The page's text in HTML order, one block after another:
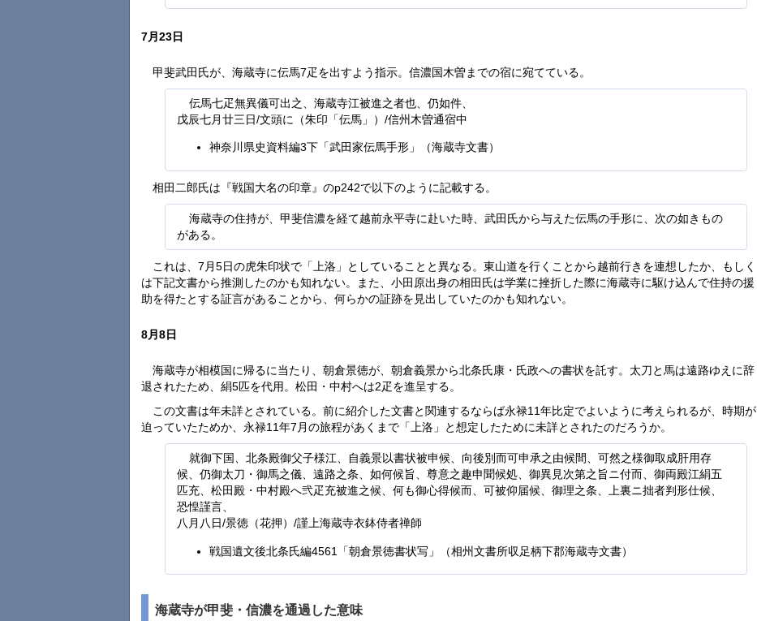
7月23日
甲斐武田氏が、海蔵寺に伝馬7疋を出すよう指示。信濃国木曽までの宿に宛てている。
伝馬七疋無異儀可出之、海蔵寺江被進之者也、仍如件、
戊辰七月廿三日/文頭に（朱印「伝馬」）/信州木曽通宿中
神奈川県史資料編3下「武田家伝馬手形」（海蔵寺文書）
相田二郎氏は『戦国大名の印章』のp242で以下のように記載する。
海蔵寺の住持が、甲斐信濃を経て越前永平寺に赴いた時、武田氏から与えた伝馬の手形に、次の如きもの
がある。
これは、7月5日の虎朱印状で「上洛」としていることと異なる。東山道を行くことから越前行きを連想したか、もしく
は下記文書から推測したのかも知れない。また、小田原出身の相田氏は学業に挫折した際に海蔵寺に駆け込んで住持の援
助を得たとする証言があることから、何らかの証跡を見出していたのかも知れない。
8月8日
海蔵寺が相模国に帰るに当たり、朝倉景徳が、朝倉義景から北条氏康・氏政への書状を託す。太刀と馬は遠路ゆえに辞
退されたため、絹5匹を代用。松田・中村へは2疋を進呈する。
この文書は年未詳とされている。前に紹介した文書と関連するならば永禄11年比定でよいように考えられるが、時期が
迫っていたためか、永禄11年7月の旅程があくまで「上洛」と想定したために未詳とされたのだろうか。
就御下国、北条殿御父子様江、自義景以書状被申候、向後別而可申承之由候間、可然之様御取成肝用存
候、仍御太刀・御馬之儀、遠路之条、如何候旨、尊意之趣申聞候処、御異見次第之旨ニ付而、御両殿江絹五
匹充、松田殿・中村殿へ弐疋充被進之候、何も御心得候而、可被仰届候、御理之条、上裏ニ拙者判形仕候、
恐惶謹言、
八月八日/景徳（花押）/謹上海蔵寺衣鉢侍者禅師
戦国遺文後北条氏編4561「朝倉景徳書状写」（相州文書所収足柄下郡海蔵寺文書）
海蔵寺が甲斐・信濃を通過した意味